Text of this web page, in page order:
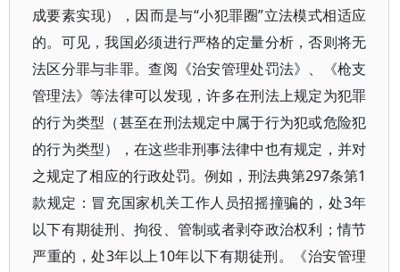
成要素实现），因而是与“小犯罪圈”立法模式相适应
的。可见，我国必须进行严格的定量分析，否则将无
法区分罪与非罪。查阅《治安管理处罚法》、《枪支
管理法》等法律可以发现，许多在刑法上规定为犯罪
的行为类型（甚至在刑法规定中属于行为犯或危险犯
的行为类型），在这些非刑事法律中也有规定，并对
之规定了相应的行政处罚。例如，刑法典第297条第1
款规定：冒充国家机关工作人员招摇撞骗的，处3年
以下有期徒刑、拘役、管制或者剥夺政治权利；情节
严重的，处3年以上10年以下有期徒刑。《治安管理